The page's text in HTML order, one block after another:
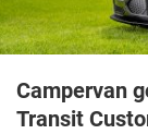
Campervan
Transit